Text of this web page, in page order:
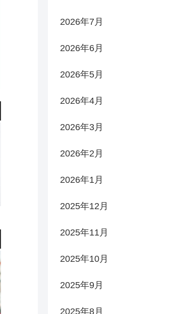
2026年7月
2026年6月
2026年5月
2026年4月
2026年3月
2026年2月
2026年1月
2025年12月
2025年11月
2025年10月
2025年9月
2025年8月